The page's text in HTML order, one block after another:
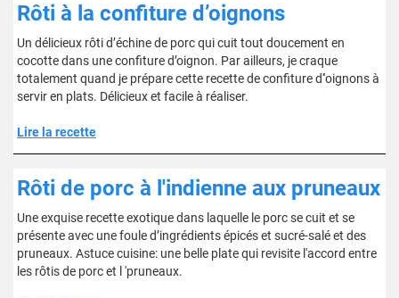
Rôti à la confiture d’oignons
Un délicieux rôti d’échine de porc qui cuit tout doucement en
cocotte dans une confiture d’oignon. Par ailleurs, je craque
totalement quand je prépare cette recette de confiture d''oignons à
servir en plats. Délicieux et facile à réaliser.
Lire la recette
Rôti de porc à l'indienne aux pruneaux
Une exquise recette exotique dans laquelle le porc se cuit et se
présente avec une foule d’ingrédients épicés et sucré-salé et des
pruneaux. Astuce cuisine: une belle plate qui revisite l'accord entre
les rôtis de porc et l 'pruneaux.